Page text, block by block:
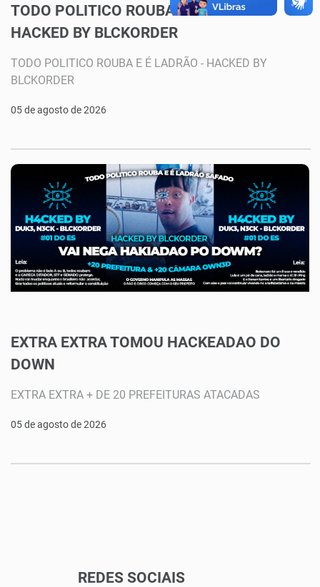
TODO POLITICO ROUBA E É LADRÃO -
HACKED BY BLCKORDER
TODO POLITICO ROUBA E É LADRÃO - HACKED BY
BLCKORDER
05 de agosto de 2026
EXTRA EXTRA TOMOU HACKEADAO DO
DOWN
EXTRA EXTRA + DE 20 PREFEITURAS ATACADAS
05 de agosto de 2026
REDES SOCIAIS